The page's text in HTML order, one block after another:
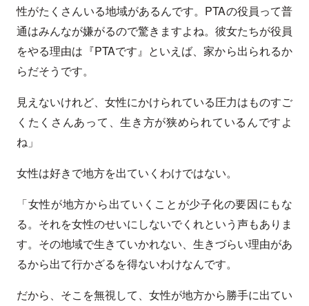
性がたくさんいる地域があるんです。PTAの役員って普
通はみんなが嫌がるので驚きますよね。彼女たちが役員
をやる理由は『PTAです』といえば、家から出られるか
らだそうです。
見えないけれど、女性にかけられている圧力はものすご
くたくさんあって、生き方が狭められているんですよ
ね」
女性は好きで地方を出ていくわけではない。
「女性が地方から出ていくことが少子化の要因にもな
る。それを女性のせいにしないでくれという声もありま
す。その地域で生きていかれない、生きづらい理由があ
るから出て行かざるを得ないわけなんです。
だから、そこを無視して、女性が地方から勝手に出てい